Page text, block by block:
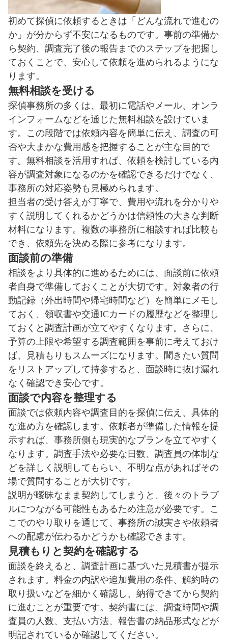
初めて探偵に依頼するときは「どんな流れで進むの
か」が分からず不安になるものです。事前の準備か
ら契約、調査完了後の報告までのステップを把握し
ておくことで、安心して依頼を進められるようにな
ります。
無料相談を受ける
探偵事務所の多くは、最初に電話やメール、オンラ
インフォームなどを通じた無料相談を設けていま
す。この段階では依頼内容を簡単に伝え、調査の可
否や大まかな費用感を把握することが主な目的で
す。無料相談を活用すれば、依頼を検討している内
容が調査対象になるのかを確認できるだけでなく、
事務所の対応姿勢も見極められます。
担当者の受け答えが丁寧で、費用や流れを分かりや
すく説明してくれるかどうかは信頼性の大きな判断
材料になります。複数の事務所に相談すれば比較も
でき、依頼先を決める際に参考になります。
面談前の準備
相談をより具体的に進めるためには、面談前に依頼
者自身で準備しておくことが大切です。対象者の行
動記録（外出時間や帰宅時間など）を簡単にメモし
ておく、領収書や交通ICカードの履歴などを整理し
ておくと調査計画が立てやすくなります。さらに、
予算の上限や希望する調査範囲を事前に考えておけ
ば、見積もりもスムーズになります。聞きたい質問
をリストアップして持参すると、面談時に抜け漏れ
なく確認でき安心です。
面談で内容を整理する
面談では依頼内容や調査目的を探偵に伝え、具体的
な進め方を確認します。依頼者が準備した情報を提
示すれば、事務所側も現実的なプランを立てやすく
なります。調査手法や必要な日数、調査員の体制な
どを詳しく説明してもらい、不明な点があればその
場で質問することが大切です。
説明が曖昧なまま契約してしまうと、後々のトラブ
ルにつながる可能性もあるため注意が必要です。こ
こでのやり取りを通じて、事務所の誠実さや依頼者
への配慮が伝わるかどうかも確認できます。
見積もりと契約を確認する
面談を終えると、調査計画に基づいた見積書が提示
されます。料金の内訳や追加費用の条件、解約時の
取り扱いなどを細かく確認し、納得できてから契約
に進むことが重要です。契約書には、調査時間や調
査員の人数、支払い方法、報告書の納品形式などが
明記されているか確認してください。